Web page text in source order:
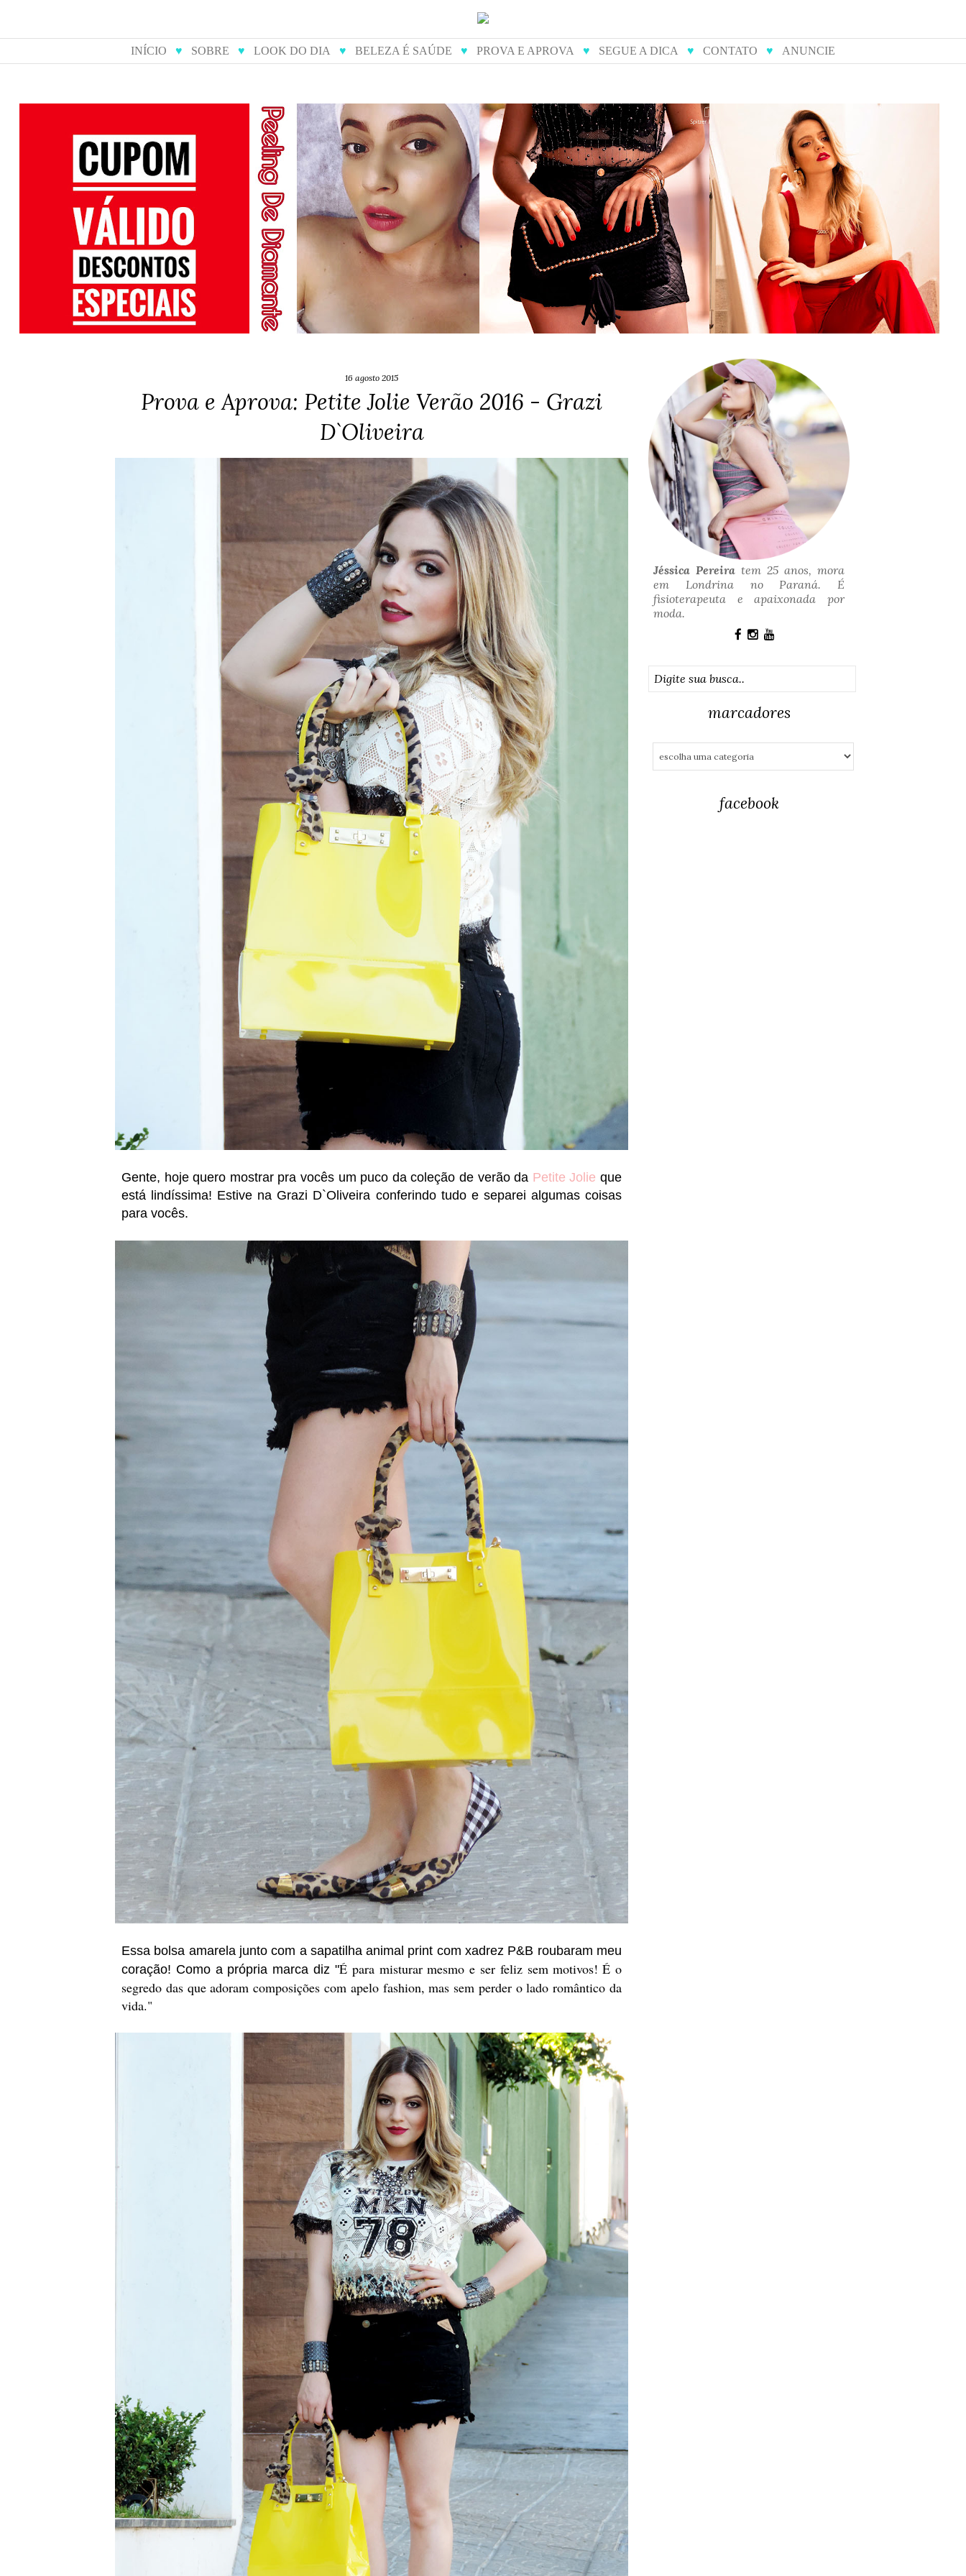
INÍCIO ♥ SOBRE ♥ LOOK DO DIA ♥ BELEZA É SAÚDE ♥ PROVA E APROVA ♥ SEGUE A DICA ♥ CONTATO ♥ ANUNCIE
cupom de desconto para
compras online
peeling de diamante - como é
feito
prova e aprova: dona julieta
bolsas artesanais
14 tendências do verão para
você arrasar nas festas de fim
de ano
16 agosto 2015
Prova e Aprova: Petite Jolie Verão 2016 - Grazi
D`Oliveira
Gente, hoje quero mostrar pra vocês um puco da coleção de verão da Petite Jolie que
está lindíssima! Estive na Grazi D`Oliveira conferindo tudo e separei algumas coisas
para vocês.
Essa bolsa amarela junto com a sapatilha animal print com xadrez P&B roubaram meu
coração! Como a própria marca diz "É para misturar mesmo e ser feliz sem motivos! É o
segredo das que adoram composições com apelo fashion, mas sem perder o lado romântico da
vida."
Jéssica Pereira tem 25 anos, mora
em Londrina no Paraná. É
fisioterapeuta e apaixonada por
moda.
marcadores
facebook